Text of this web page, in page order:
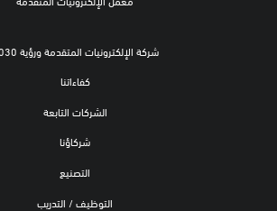
شركة الإلكترونيات المتقدمة ورؤية 2030
كفاءاتنا
الشركات التابعة
شركاؤنا
التصنيع
التوظيف / التدريب